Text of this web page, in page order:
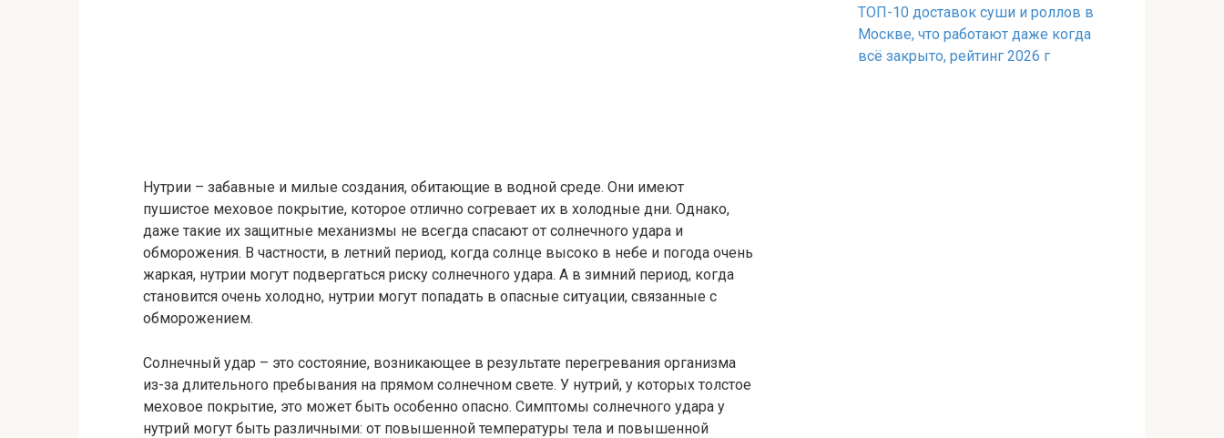
Нутрии – забавные и милые создания, обитающие в водной среде. Они имеют
пушистое меховое покрытие, которое отлично согревает их в холодные дни. Однако,
даже такие их защитные механизмы не всегда спасают от солнечного удара и
обморожения. В частности, в летний период, когда солнце высоко в небе и погода очень
жаркая, нутрии могут подвергаться риску солнечного удара. А в зимний период, когда
становится очень холодно, нутрии могут попадать в опасные ситуации, связанные с
обморожением.
Солнечный удар – это состояние, возникающее в результате перегревания организма
из-за длительного пребывания на прямом солнечном свете. У нутрий, у которых толстое
меховое покрытие, это может быть особенно опасно. Симптомы солнечного удара у
нутрий могут быть различными: от повышенной температуры тела и повышенной
ТОП-10 доставок суши и роллов в
Москве, что работают даже когда
всё закрыто, рейтинг 2026 г